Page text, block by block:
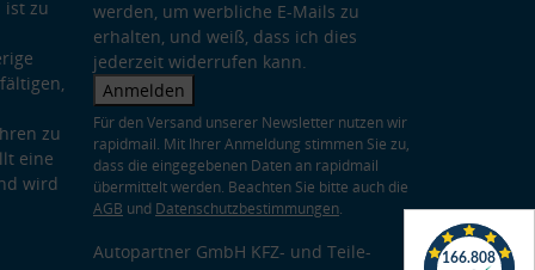
ist zu
zu
eine
wird
werden, um werbliche E-Mails zu
erhalten, und weiß, dass ich dies
jederzeit widerrufen kann.
Anmelden
Für den Versand unserer Newsletter nutzen wir
rapidmail. Mit Ihrer Anmeldung stimmen Sie zu,
dass die eingegebenen Daten an rapidmail
übermittelt werden. Beachten Sie bitte auch die
AGB und Datenschutzbestimmungen.
Autopartner GmbH KFZ- und Teile-